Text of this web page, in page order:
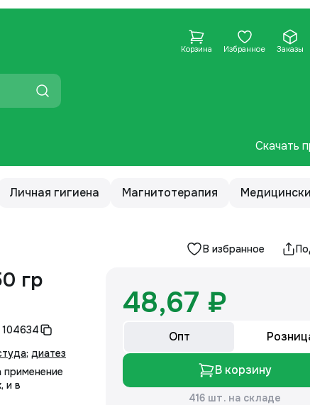
Корзина Избранное Заказы
Скачать
Личная гигиена Магнитотерапия
В избранное
гр
104634
; диатез
применение
и в
48,67 ₽
Опт
В корзину
416 шт. на складе